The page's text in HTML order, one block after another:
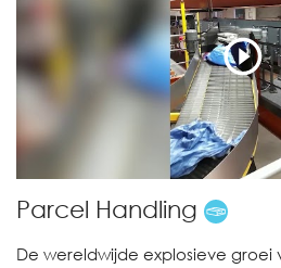
Parcel Handling
De wereldwijde explosieve